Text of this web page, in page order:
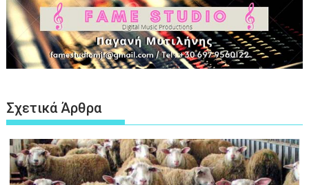
Σχετικά Άρθρα